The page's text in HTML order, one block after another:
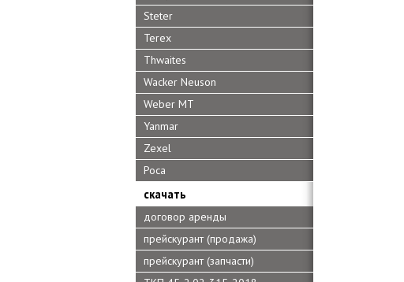
Steter
Terex
Thwaites
Wacker Neuson
Weber MT
Yanmar
Zexel
Роса
скачать
договор аренды
прейскурант (продажа)
прейскурант (запчасти)